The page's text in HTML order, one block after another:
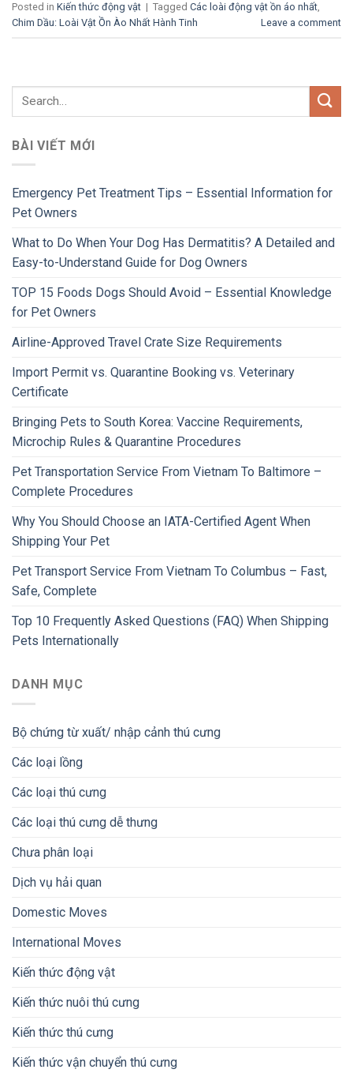
Posted in Kiến thức động vật | Tagged Các loài động vật ồn áo nhất,
Chim Dầu: Loài Vật Ồn Ào Nhất Hành Tinh
Leave a comment
BÀI VIẾT MỚI
Emergency Pet Treatment Tips – Essential Information for
Pet Owners
What to Do When Your Dog Has Dermatitis? A Detailed and
Easy-to-Understand Guide for Dog Owners
TOP 15 Foods Dogs Should Avoid – Essential Knowledge
for Pet Owners
Airline-Approved Travel Crate Size Requirements
Import Permit vs. Quarantine Booking vs. Veterinary
Certificate
Bringing Pets to South Korea: Vaccine Requirements,
Microchip Rules & Quarantine Procedures
Pet Transportation Service From Vietnam To Baltimore –
Complete Procedures
Why You Should Choose an IATA-Certified Agent When
Shipping Your Pet
Pet Transport Service From Vietnam To Columbus – Fast,
Safe, Complete
Top 10 Frequently Asked Questions (FAQ) When Shipping
Pets Internationally
DANH MỤC
Bộ chứng từ xuất/ nhập cảnh thú cưng
Các loại lồng
Các loại thú cưng
Các loại thú cưng dễ thưng
Chưa phân loại
Dịch vụ hải quan
Domestic Moves
International Moves
Kiến thức động vật
Kiến thức nuôi thú cưng
Kiến thức thú cưng
Kiến thức vận chuyển thú cưng